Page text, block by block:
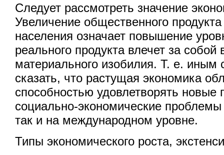
Следует рассмотреть значение
Увеличение общественного
населения означает повышение
реального продукта влечет за собой
материального изобилия. Т. е.
сказать, что растущая экономика
способностью удовлетворять новые
социально-экономические
так и на международном уровне.
Типы экономического роста,